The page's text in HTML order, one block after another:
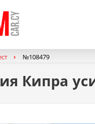
№108479
Кипра